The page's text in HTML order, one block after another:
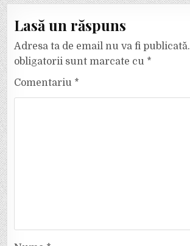
Lasă un răspuns
Adresa ta de email nu va fi publicată.
obligatorii sunt marcate cu *
Comentariu *